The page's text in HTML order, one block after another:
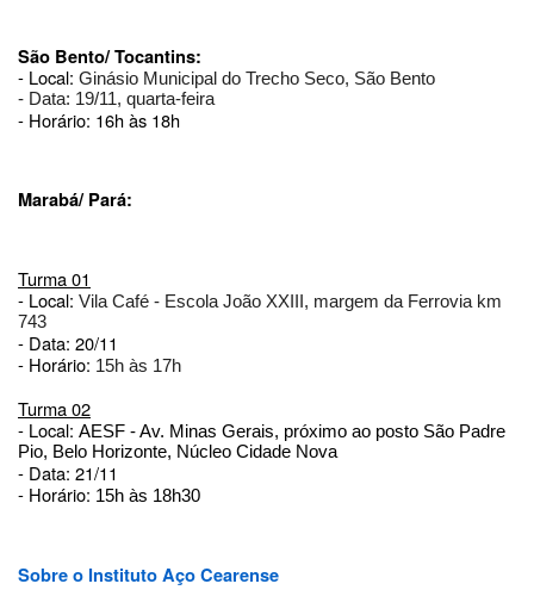
São Bento/ Tocantins:
- Local: Ginásio Municipal do Trecho Seco, São Bento
- Data: 19/11, quarta-feira
- Horário: 16h às 18h
Marabá/ Pará:
Turma 01
- Local: Vila Café - Escola João XXIII, margem da Ferrovia km
743
- Data: 20/11
- Horário: 15h às 17h
Turma 02
- Local: AESF - Av. Minas Gerais, próximo ao posto São Padre
Pio, Belo Horizonte, Núcleo Cidade Nova
- Data: 21/11
- Horário: 15h às 18h30
Sobre o Instituto Aço Cearense